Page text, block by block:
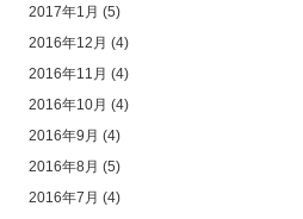
2017年1月 (5)
2016年12月 (4)
2016年11月 (4)
2016年10月 (4)
2016年9月 (4)
2016年8月 (5)
2016年7月 (4)